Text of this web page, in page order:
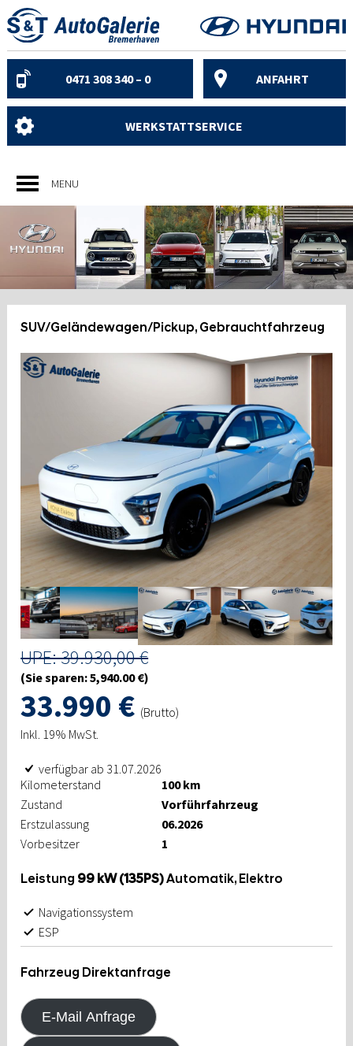
Skip
to
content
0471 308 340 – 0 ANFAHRT
WERKSTATTSERVICE
MENU
SUV/Geländewagen/Pickup, Gebrauchtfahrzeug
UPE: 39.930,00 €
(Sie sparen: 5,940.00 €)
33.990 € (Brutto)
Inkl. 19% MwSt.
verfügbar ab 31.07.2026
Kilometerstand
100 km
Zustand
Vorführfahrzeug
Erstzulassung
06.2026
Vorbesitzer
1
Leistung 99 kW (135PS)Automatik, Elektro
Navigationssystem
ESP
Fahrzeug Direktanfrage
E-Mail Anfrage